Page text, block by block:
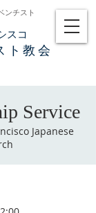
ンチスト
スコ
ト教会
Service
Japanese